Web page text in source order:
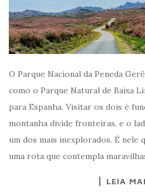
O Parque Nacional da Peneda
como o Parque Natural de Baixa
para Espanha. Visitar os dois é
montanha divide fronteiras, e o
um dos mais inexplorados. É nele
uma rota que contempla
LEIA